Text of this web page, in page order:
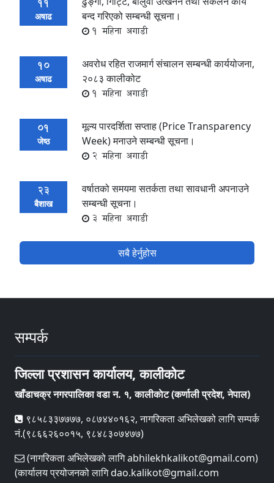
अषाढ
बन्द गरिएको सम्बन्धी सूचना।
1 महिना अगाडी
10
अषाढ
अवरोध रहित राजमार्ग संचालन सम्बन्धी कार्ययोजना,
२०८३ कालीकोट
1 महिना अगाडी
01
जेष्ठ
मूल्य पारदर्शिता सप्ताह (Price Transparency
Week) मनाउने सम्बन्धी सूचना।
2 महिना अगाडी
23
बैशाख
वर्षातको समयमा सतर्कता तथा सावधानी अपनाउने
सम्बन्धी सूचना।
3 महिना अगाडी
सबै हेर्नुहोस
सम्पर्क
जिल्ला प्रशासन कार्यालय, कालीकोट
खाँडाचक्र नगरपालिका वडा न‌‍. १, कालीकाेट (कर्णाली प्रदेश, नेपाल)
९८५८३३७७७७, ०८७४४०१६२, नागरिकता अभिलेखको लागि सम्पर्क
नं.(९८६६२६००१५, ९८४८३०७४७७)
(नागरिकता अभिलेखको लागि abhilekhkalikot@gmail.com)
(कार्यालय प्रयोजनको लागि dao.kalikot@gmail.com